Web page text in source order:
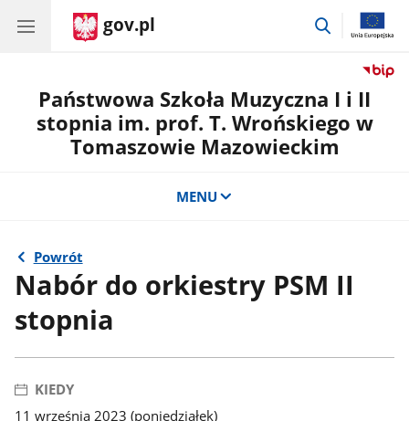
gov.pl
przejdź
Państwowa Szkoła Muzyczna I i II
stopnia im. prof. T. Wrońskiego w
Tomaszowie Mazowieckim
MENU
Powrót
Nabór do orkiestry PSM II
stopnia
KIEDY
11 września 2023 (poniedziałek)